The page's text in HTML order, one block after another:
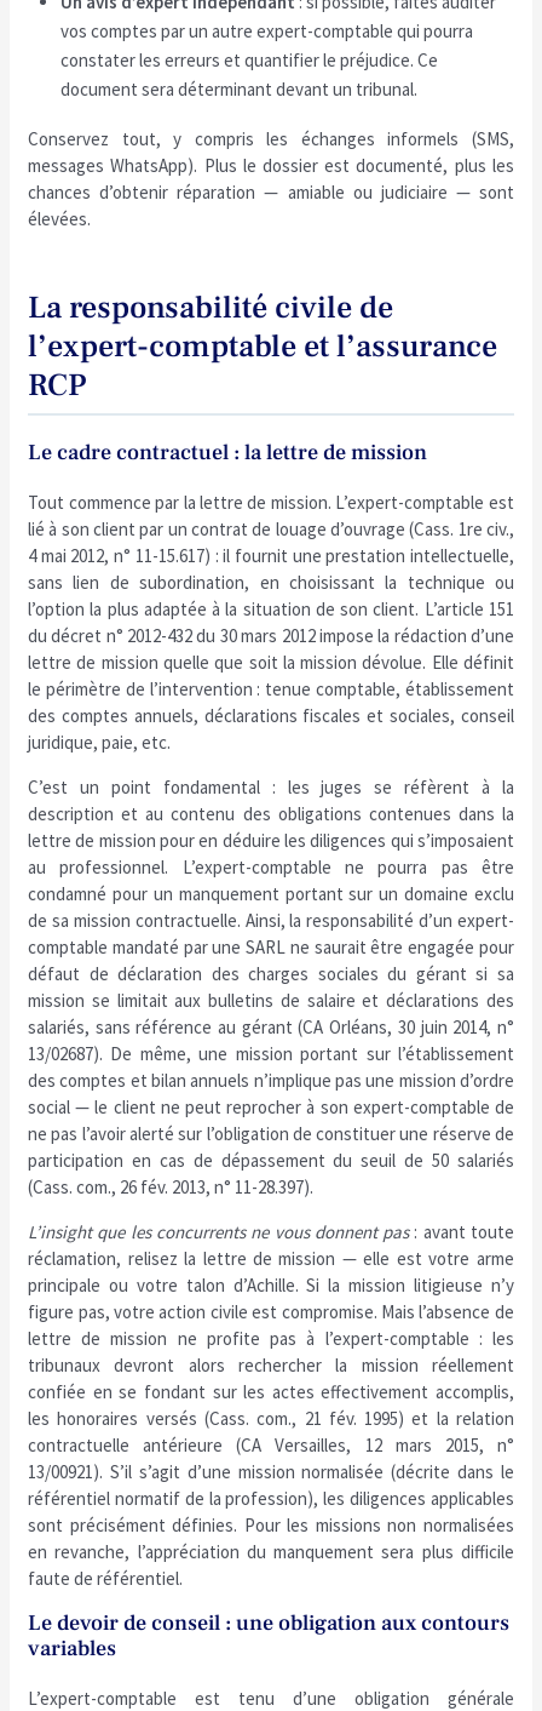
vos comptes par un autre expert-comptable qui pourra
constater les erreurs et quantifier le préjudice. Ce
document sera déterminant devant un tribunal.
Conservez tout, y compris les échanges informels (SMS,
messages WhatsApp). Plus le dossier est documenté, plus les
chances d’obtenir réparation — amiable ou judiciaire — sont
élevées.
La responsabilité civile de
l’expert-comptable et l’assurance
RCP
Le cadre contractuel : la lettre de mission
Tout commence par la lettre de mission. L’expert-comptable est
lié à son client par un contrat de louage d’ouvrage (Cass. 1re civ.,
4 mai 2012, n° 11-15.617) : il fournit une prestation intellectuelle,
sans lien de subordination, en choisissant la technique ou
l’option la plus adaptée à la situation de son client. L’article 151
du décret n° 2012-432 du 30 mars 2012 impose la rédaction d’une
lettre de mission quelle que soit la mission dévolue. Elle définit
le périmètre de l’intervention : tenue comptable, établissement
des comptes annuels, déclarations fiscales et sociales, conseil
juridique, paie, etc.
C’est un point fondamental : les juges se réfèrent à la
description et au contenu des obligations contenues dans la
lettre de mission pour en déduire les diligences qui s’imposaient
au professionnel. L’expert-comptable ne pourra pas être
condamné pour un manquement portant sur un domaine exclu
de sa mission contractuelle. Ainsi, la responsabilité d’un expert-
comptable mandaté par une SARL ne saurait être engagée pour
défaut de déclaration des charges sociales du gérant si sa
mission se limitait aux bulletins de salaire et déclarations des
salariés, sans référence au gérant (CA Orléans, 30 juin 2014, n°
13/02687). De même, une mission portant sur l’établissement
des comptes et bilan annuels n’implique pas une mission d’ordre
social — le client ne peut reprocher à son expert-comptable de
ne pas l’avoir alerté sur l’obligation de constituer une réserve de
participation en cas de dépassement du seuil de 50 salariés
(Cass. com., 26 fév. 2013, n° 11-28.397).
L’insight que les concurrents ne vous donnent pas: avant toute
réclamation, relisez la lettre de mission — elle est votre arme
principale ou votre talon d’Achille. Si la mission litigieuse n’y
figure pas, votre action civile est compromise. Mais l’absence de
lettre de mission ne profite pas à l’expert-comptable : les
tribunaux devront alors rechercher la mission réellement
confiée en se fondant sur les actes effectivement accomplis,
les honoraires versés (Cass. com., 21 fév. 1995) et la relation
contractuelle antérieure (CA Versailles, 12 mars 2015, n°
13/00921). S’il s’agit d’une mission normalisée (décrite dans le
référentiel normatif de la profession), les diligences applicables
sont précisément définies. Pour les missions non normalisées
en revanche, l’appréciation du manquement sera plus difficile
faute de référentiel.
Le devoir de conseil : une obligation aux contours
variables
L’expert-comptable est tenu d’une obligation générale